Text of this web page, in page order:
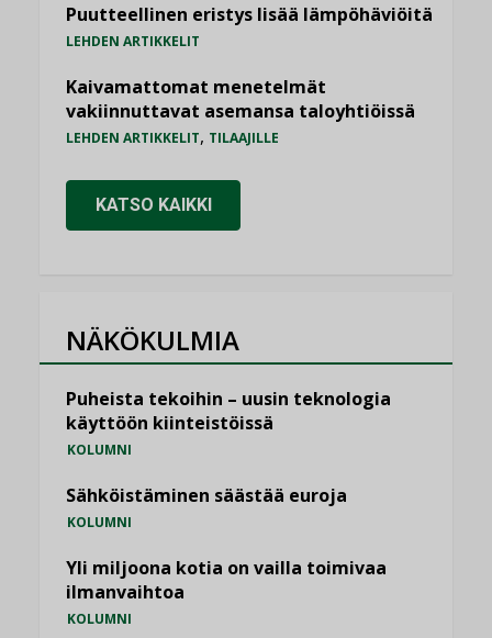
Puutteellinen eristys lisää lämpöhäviöitä
LEHDEN ARTIKKELIT
Kaivamattomat menetelmät
vakiinnuttavat asemansa taloyhtiöissä
LEHDEN ARTIKKELIT, TILAAJILLE
KATSO KAIKKI
NÄKÖKULMIA
Puheista tekoihin – uusin teknologia
käyttöön kiinteistöissä
KOLUMNI
Sähköistäminen säästää euroja
KOLUMNI
Yli miljoona kotia on vailla toimivaa
ilmanvaihtoa
KOLUMNI